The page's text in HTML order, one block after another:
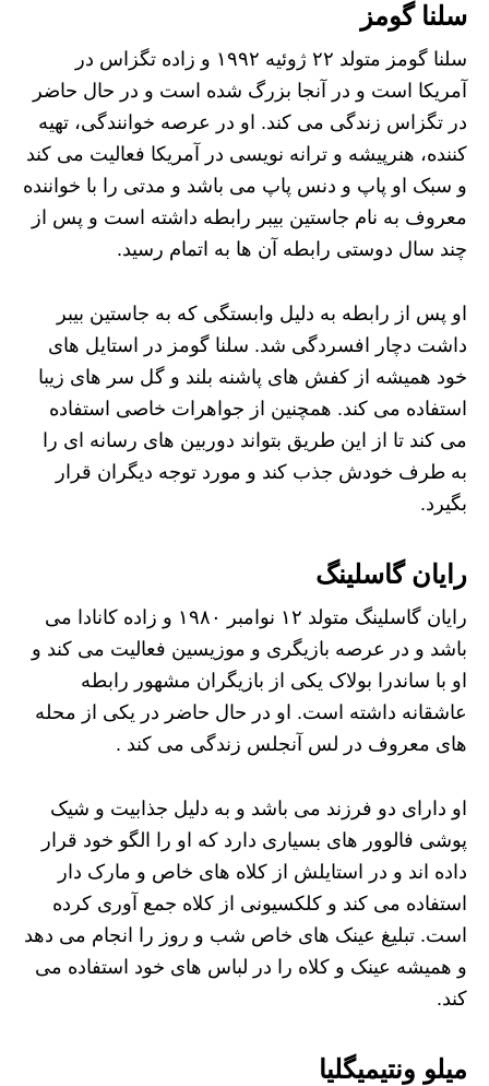
سلنا گومز
سلنا گومز متولد ۲۲ ژوئیه ۱۹۹۲ و زاده تگزاس در
آمریکا است و در آنجا بزرگ شده است و در حال حاضر
در تگزاس زندگی می کند. او در عرصه خوانندگی، تهیه
کننده، هنرپیشه و ترانه نویسی در آمریکا فعالیت می کند
و سبک او پاپ و دنس پاپ می باشد و مدتی را با خواننده
معروف به نام جاستین بیبر رابطه داشته است و پس از
چند سال دوستی رابطه آن ها به اتمام رسید.
او پس از رابطه به دلیل وابستگی که به جاستین بیبر
داشت دچار افسردگی شد. سلنا گومز در استایل های
خود همیشه از کفش های پاشنه بلند و گل سر های زیبا
استفاده می کند. همچنین از جواهرات خاصی استفاده
می کند تا از این طریق بتواند دوربین های رسانه ای را
به طرف خودش جذب کند و مورد توجه دیگران قرار
بگیرد.
رایان گاسلینگ
رایان گاسلینگ متولد ۱۲ نوامبر ۱۹۸۰ و زاده کانادا می
باشد و در عرصه بازیگری و موزیسین فعالیت می کند و
او با ساندرا بولاک یکی از بازیگران مشهور رابطه
عاشقانه داشته است. او در حال حاضر در یکی از محله
های معروف در لس آنجلس زندگی می کند .
او دارای دو فرزند می باشد و به دلیل جذابیت و شیک
پوشی فالوور های بسیاری دارد که او را الگو خود قرار
داده اند و در استایلش از کلاه های خاص و مارک دار
استفاده می کند و کلکسیونی از کلاه جمع آوری کرده
است. تبلیغ عینک های خاص شب و روز را انجام می دهد
و همیشه عینک و کلاه را در لباس های خود استفاده می
کند.
میلو ونتیمیگلیا